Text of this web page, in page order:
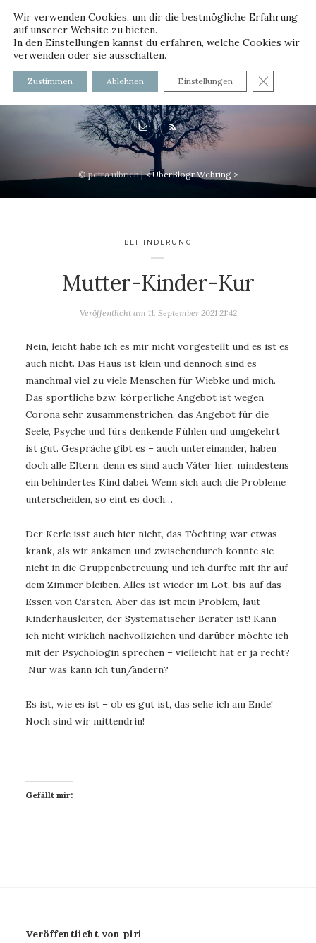
voller worte - mit und ohne
Innenfutter
© petra ulbrich |< UberBlogr Webring >
BEHINDERUNG
Mutter-Kinder-Kur
Veröffentlicht am 11. September 2021 21:42
Nein, leicht habe ich es mir nicht vorgestellt und es ist es
auch nicht. Das Haus ist klein und dennoch sind es
manchmal viel zu viele Menschen für Wiebke und mich.
Das sportliche bzw. körperliche Angebot ist wegen
Corona sehr zusammenstrichen, das Angebot für die
Seele, Psyche und fürs denkende Fühlen und umgekehrt
ist gut. Gespräche gibt es – auch untereinander, haben
doch alle Eltern, denn es sind auch Väter hier, mindestens
ein behindertes Kind dabei. Wenn sich auch die Probleme
unterscheiden, so eint es doch…
Der Kerle isst auch hier nicht, das Töchting war etwas
krank, als wir ankamen und zwischendurch konnte sie
nicht in die Gruppenbetreuung und ich durfte mit ihr auf
dem Zimmer bleiben. Alles ist wieder im Lot, bis auf das
Essen von Carsten. Aber das ist mein Problem, laut
Kinderhausleiter, der Systematischer Berater ist! Kann
ich nicht wirklich nachvollziehen und darüber möchte ich
mit der Psychologin sprechen – vielleicht hat er ja recht?
Nur was kann ich tun/ändern?
Es ist, wie es ist – ob es gut ist, das sehe ich am Ende!
Noch sind wir mittendrin!
Gefällt mir:
Veröffentlicht von piri
Wir verwenden Cookies, um dir die bestmögliche Erfahrung
auf unserer Website zu bieten.
In den Einstellungen kannst du erfahren, welche Cookies wir
verwenden oder sie ausschalten.
Zustimmen Ablehnen Einstellungen GDPR